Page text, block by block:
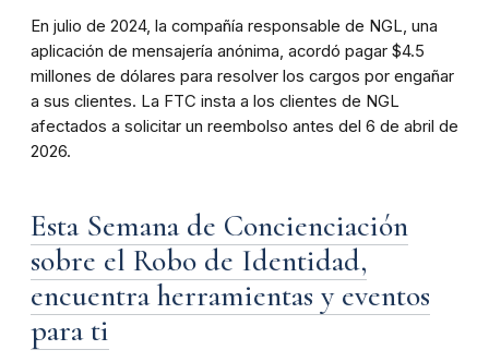
En julio de 2024, la compañía responsable de NGL, una
aplicación de mensajería anónima, acordó pagar $4.5
millones de dólares para resolver los cargos por engañar
a sus clientes. La FTC insta a los clientes de NGL
afectados a solicitar un reembolso antes del 6 de abril de
2026.
Esta Semana de Concienciación
sobre el Robo de Identidad,
encuentra herramientas y eventos
para ti